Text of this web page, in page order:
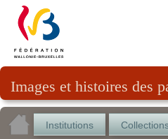
Images et histoires des
Institutions